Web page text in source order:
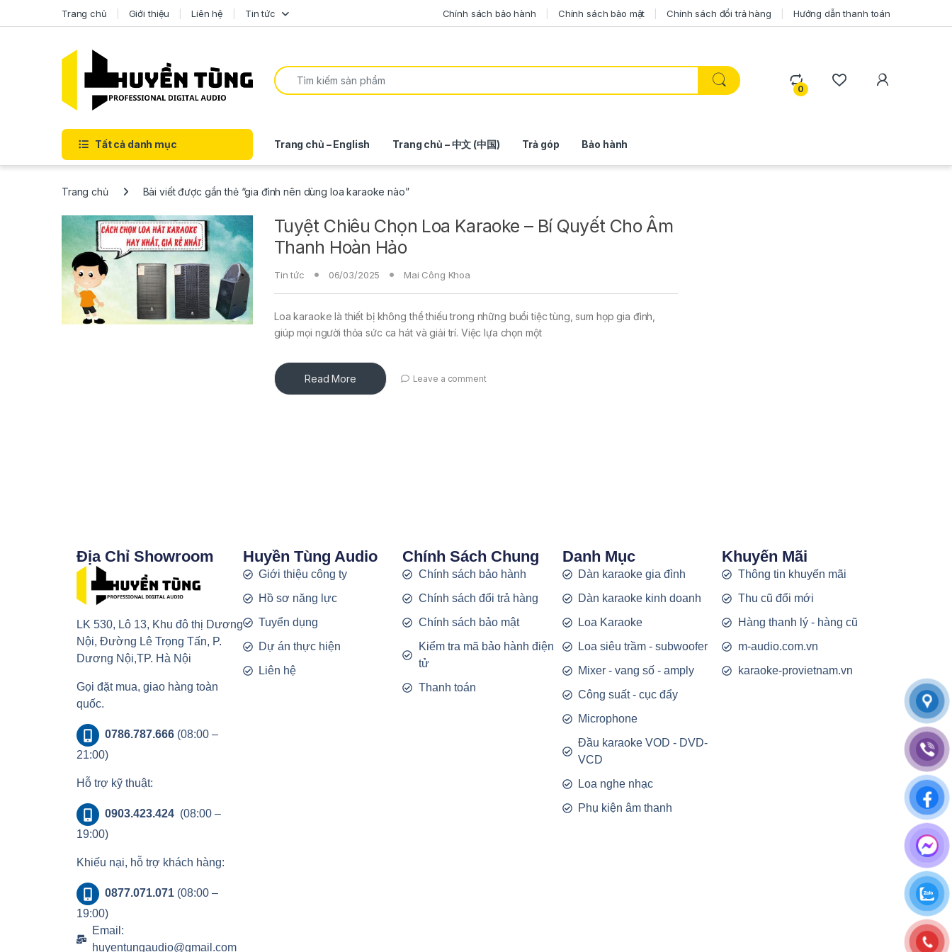
Trang chủ Giới thiệu Liên hệ Tin tức Chính sách bảo hành Chính sách bảo mật Chính sách đổi trả hàng Hướng dẫn thanh toán
0
Tất cả danh mục Trang chủ – English Trang chủ – 中文 (中国) Trả góp Bảo hành
Trang chủ Bài viết được gắn thẻ “gia đình nên dùng loa karaoke nào”
Tuyệt Chiêu Chọn Loa Karaoke – Bí Quyết Cho Âm
Thanh Hoàn Hảo
Tin tức 06/03/2025 Mai Công Khoa
Loa karaoke là thiết bị không thể thiếu trong những buổi tiệc tùng, sum họp gia đình,
giúp mọi người thỏa sức ca hát và giải trí. Việc lựa chọn một
Read More Leave a comment
Địa Chỉ Showroom
LK 530, Lô 13, Khu đô thị Dương
Nội, Đường Lê Trọng Tấn, P.
Dương Nội,TP. Hà Nội
Gọi đặt mua, giao hàng toàn
quốc.
0786.787.666(08:00 –
21:00)
Hỗ trợ kỹ thuật:
0903.423.424 (08:00 –
19:00)
Khiếu nại, hỗ trợ khách hàng:
0877.071.071(08:00 –
19:00)
Email:
huyentungaudio@gmail.com
Huyền Tùng Audio
Giới thiệu công ty
Hồ sơ năng lực
Tuyển dụng
Dự án thực hiện
Liên hệ
Chính Sách Chung
Chính sách bảo hành
Chính sách đổi trả hàng
Chính sách bảo mật
Kiểm tra mã bảo hành điện
tử
Thanh toán
Danh Mục
Dàn karaoke gia đình
Dàn karaoke kinh doanh
Loa Karaoke
Loa siêu trầm - subwoofer
Mixer - vang số - amply
Công suất - cục đẩy
Microphone
Đầu karaoke VOD - DVD-
VCD
Loa nghe nhạc
Phụ kiện âm thanh
Khuyến Mãi
Thông tin khuyến mãi
Thu cũ đổi mới
Hàng thanh lý - hàng cũ
m-audio.com.vn
karaoke-provietnam.vn